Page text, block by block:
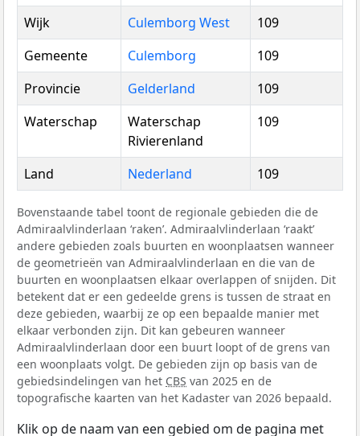
Wijk Culemborg West
109
Gemeente
Culemborg
109
Provincie
Gelderland
109
Waterschap
Waterschap
Rivierenland
109
Land Nederland 109
Bovenstaande tabel toont de regionale gebieden die de
Admiraalvlinderlaan ‘raken’. Admiraalvlinderlaan ‘raakt’
andere gebieden zoals buurten en woonplaatsen wanneer
de geometrieën van Admiraalvlinderlaan en die van de
buurten en woonplaatsen elkaar overlappen of snijden. Dit
betekent dat er een gedeelde grens is tussen de straat en
deze gebieden, waarbij ze op een bepaalde manier met
elkaar verbonden zijn. Dit kan gebeuren wanneer
Admiraalvlinderlaan door een buurt loopt of de grens van
een woonplaats volgt. De gebieden zijn op basis van de
gebiedsindelingen van het CBS van 2025 en de
topografische kaarten van het Kadaster van 2026 bepaald.
Klik op de naam van een gebied om de pagina met